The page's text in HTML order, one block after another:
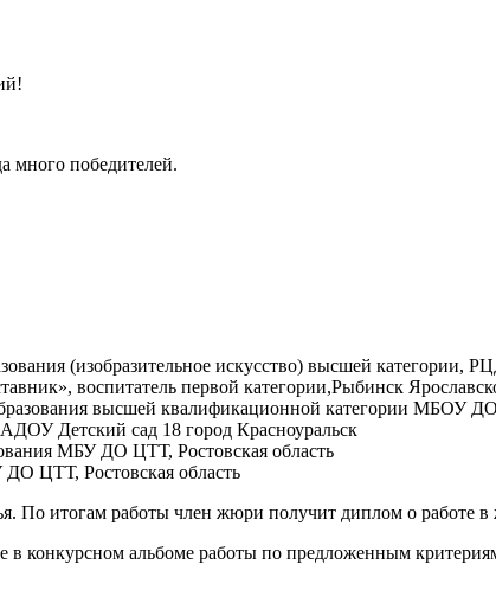
много победителей.
(изобразительное искусство) высшей категории,
воспитатель первой категории,Рыбинск
высшей квалификационной категории МБОУ
Детский сад 18 город Красноуральск
МБУ ДО ЦТТ, Ростовская область
ЦТТ, Ростовская область
По итогам работы член жюри получит диплом о работе
в конкурсном альбоме работы по предложенным